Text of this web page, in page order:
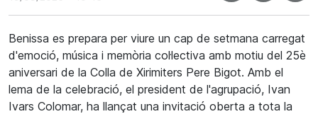
Benissa es prepara per viure un cap de setmana carregat
d'emoció, música i memòria col·lectiva amb motiu del 25è
aniversari de la Colla de Xirimiters Pere Bigot. Amb el
lema de la celebració, el president de l'agrupació, Ivan
Ivars Colomar, ha llançat una invitació oberta a tota la